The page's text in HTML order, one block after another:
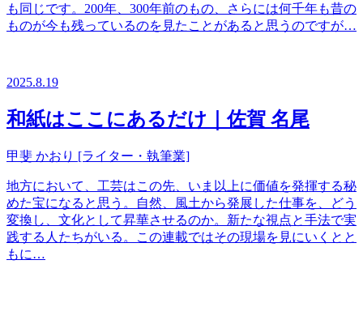
も同じです。200年、300年前のもの、さらには何千年も昔の
ものが今も残っているのを見たことがあると思うのですが…
2025.8.19
和紙はここにあるだけ｜佐賀 名尾
甲斐 かおり [ライター・執筆業]
地方において、工芸はこの先、いま以上に価値を発揮する秘
めた宝になると思う。自然、風土から発展した仕事を、どう
変換し、文化として昇華させるのか。新たな視点と手法で実
践する人たちがいる。この連載ではその現場を見にいくとと
もに…